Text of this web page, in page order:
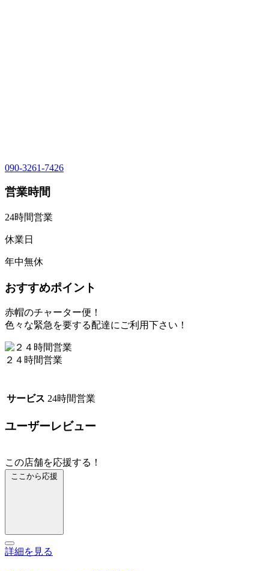
090-3261-7426
営業時間
24時間営業
休業日
年中無休
おすすめポイント
赤帽のチャーター便！
色々な緊急を要する配達にご利用下さい！
２４時間営業
サービス 24時間営業
ユーザーレビュー
この店舗を応援する！
ここから応援
詳細を見る